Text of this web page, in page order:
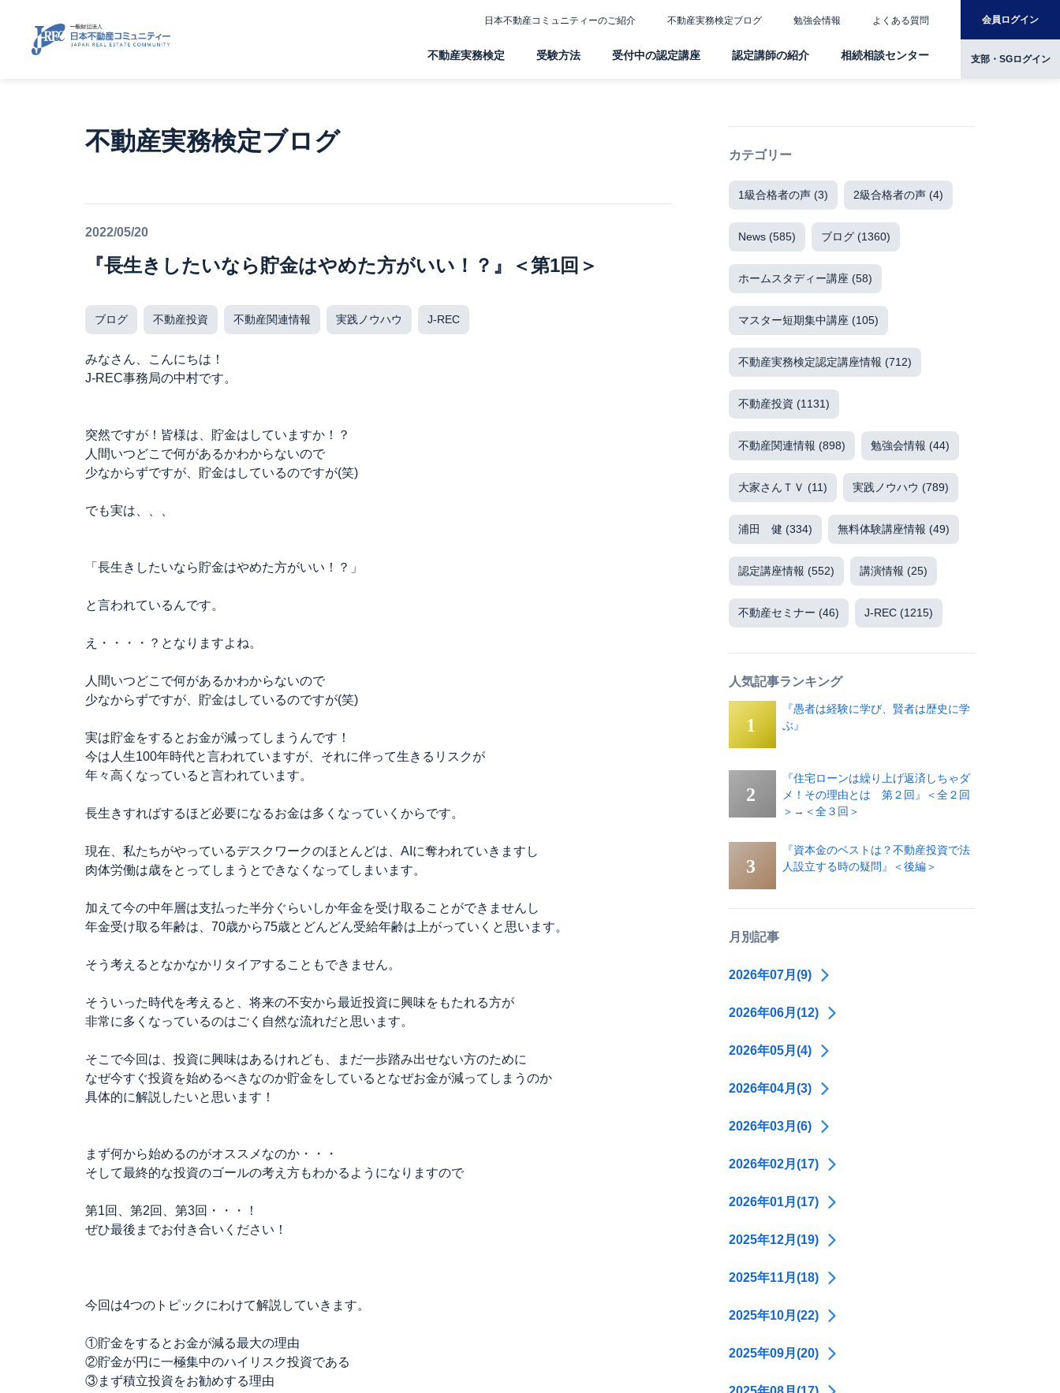
日本不動産コミュニティーのご紹介 不動産実務検定ブログ 勉強会情報 よくある質問 会員ログイン
不動産実務検定 受験方法 受付中の認定講座 認定講師の紹介 相続相談センター 支部・SGログイン
不動産実務検定ブログ
2022/05/20
『長生きしたいなら貯金はやめた方がいい！？』＜第1回＞
ブログ 不動産投資 不動産関連情報 実践ノウハウ J-REC
みなさん、こんにちは！
J-REC事務局の中村です。
突然ですが！皆様は、貯金はしていますか！？
人間いつどこで何があるかわからないので
少なからずですが、貯金はしているのですが(笑)
でも実は、、、
「長生きしたいなら貯金はやめた方がいい！？」
と言われているんです。
え・・・・？となりますよね。
人間いつどこで何があるかわからないので
少なからずですが、貯金はしているのですが(笑)
実は貯金をするとお金が減ってしまうんです！
今は人生100年時代と言われていますが、それに伴って生きるリスクが
年々高くなっていると言われています。
長生きすればするほど必要になるお金は多くなっていくからです。
現在、私たちがやっているデスクワークのほとんどは、AIに奪われていきますし
肉体労働は歳をとってしまうとできなくなってしまいます。
加えて今の中年層は支払った半分ぐらいしか年金を受け取ることができませんし
年金受け取る年齢は、70歳から75歳とどんどん受給年齢は上がっていくと思います。
そう考えるとなかなかリタイアすることもできません。
そういった時代を考えると、将来の不安から最近投資に興味をもたれる方が
非常に多くなっているのはごく自然な流れだと思います。
そこで今回は、投資に興味はあるけれども、まだ一歩踏み出せない方のために
なぜ今すぐ投資を始めるべきなのか貯金をしているとなぜお金が減ってしまうのか
具体的に解説したいと思います！
まず何から始めるのがオススメなのか・・・
そして最終的な投資のゴールの考え方もわかるようになりますので
第1回、第2回、第3回・・・！
ぜひ最後までお付き合いください！
今回は4つのトピックにわけて解説していきます。
①貯金をするとお金が減る最大の理由
②貯金が円に一極集中のハイリスク投資である
③まず積立投資をお勧めする理由
カテゴリー
1級合格者の声 (3) 2級合格者の声 (4)
News (585) ブログ (1360)
ホームスタディー講座 (58)
マスター短期集中講座 (105)
不動産実務検定認定講座情報 (712)
不動産投資 (1131)
不動産関連情報 (898) 勉強会情報 (44)
大家さんＴＶ (11) 実践ノウハウ (789)
浦田 健 (334) 無料体験講座情報 (49)
認定講座情報 (552) 講演情報 (25)
不動産セミナー (46) J-REC (1215)
人気記事ランキング
『愚者は経験に学び、賢者は歴史に学
ぶ』
『住宅ローンは繰り上げ返済しちゃダ
メ！その理由とは 第２回』＜全２回
＞→＜全３回＞
『資本金のベストは？不動産投資で法
人設立する時の疑問』＜後編＞
月別記事
2026年07月(9)
2026年06月(12)
2026年05月(4)
2026年04月(3)
2026年03月(6)
2026年02月(17)
2026年01月(17)
2025年12月(19)
2025年11月(18)
2025年10月(22)
2025年09月(20)